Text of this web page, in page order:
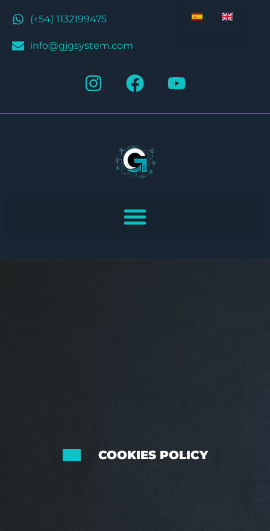
(+54) 1132199475
info@gjgsystem.com
COOKIES POLICY